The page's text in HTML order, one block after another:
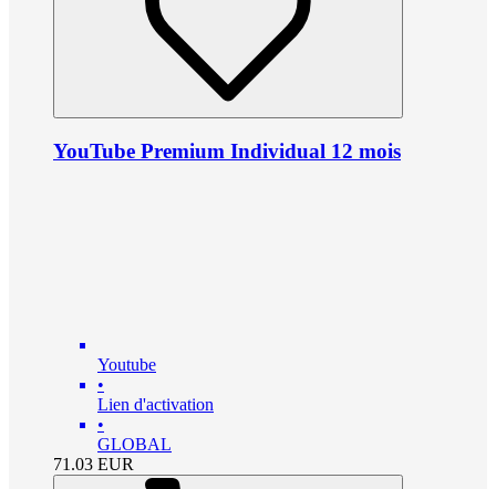
YouTube Premium Individual 12 mois
Youtube
•
Lien d'activation
•
GLOBAL
71.03 EUR